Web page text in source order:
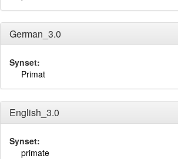
German_3.0
Synset:
Primat
English_3.0
Synset:
primate